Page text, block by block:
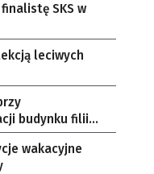
SKS w
leciwych
budynku filii
Bajka
wakacyjne